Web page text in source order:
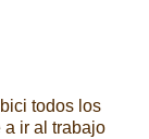
todos los
a ir al trabajo